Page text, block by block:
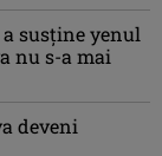
susține yenul
nu s-a mai
deveni